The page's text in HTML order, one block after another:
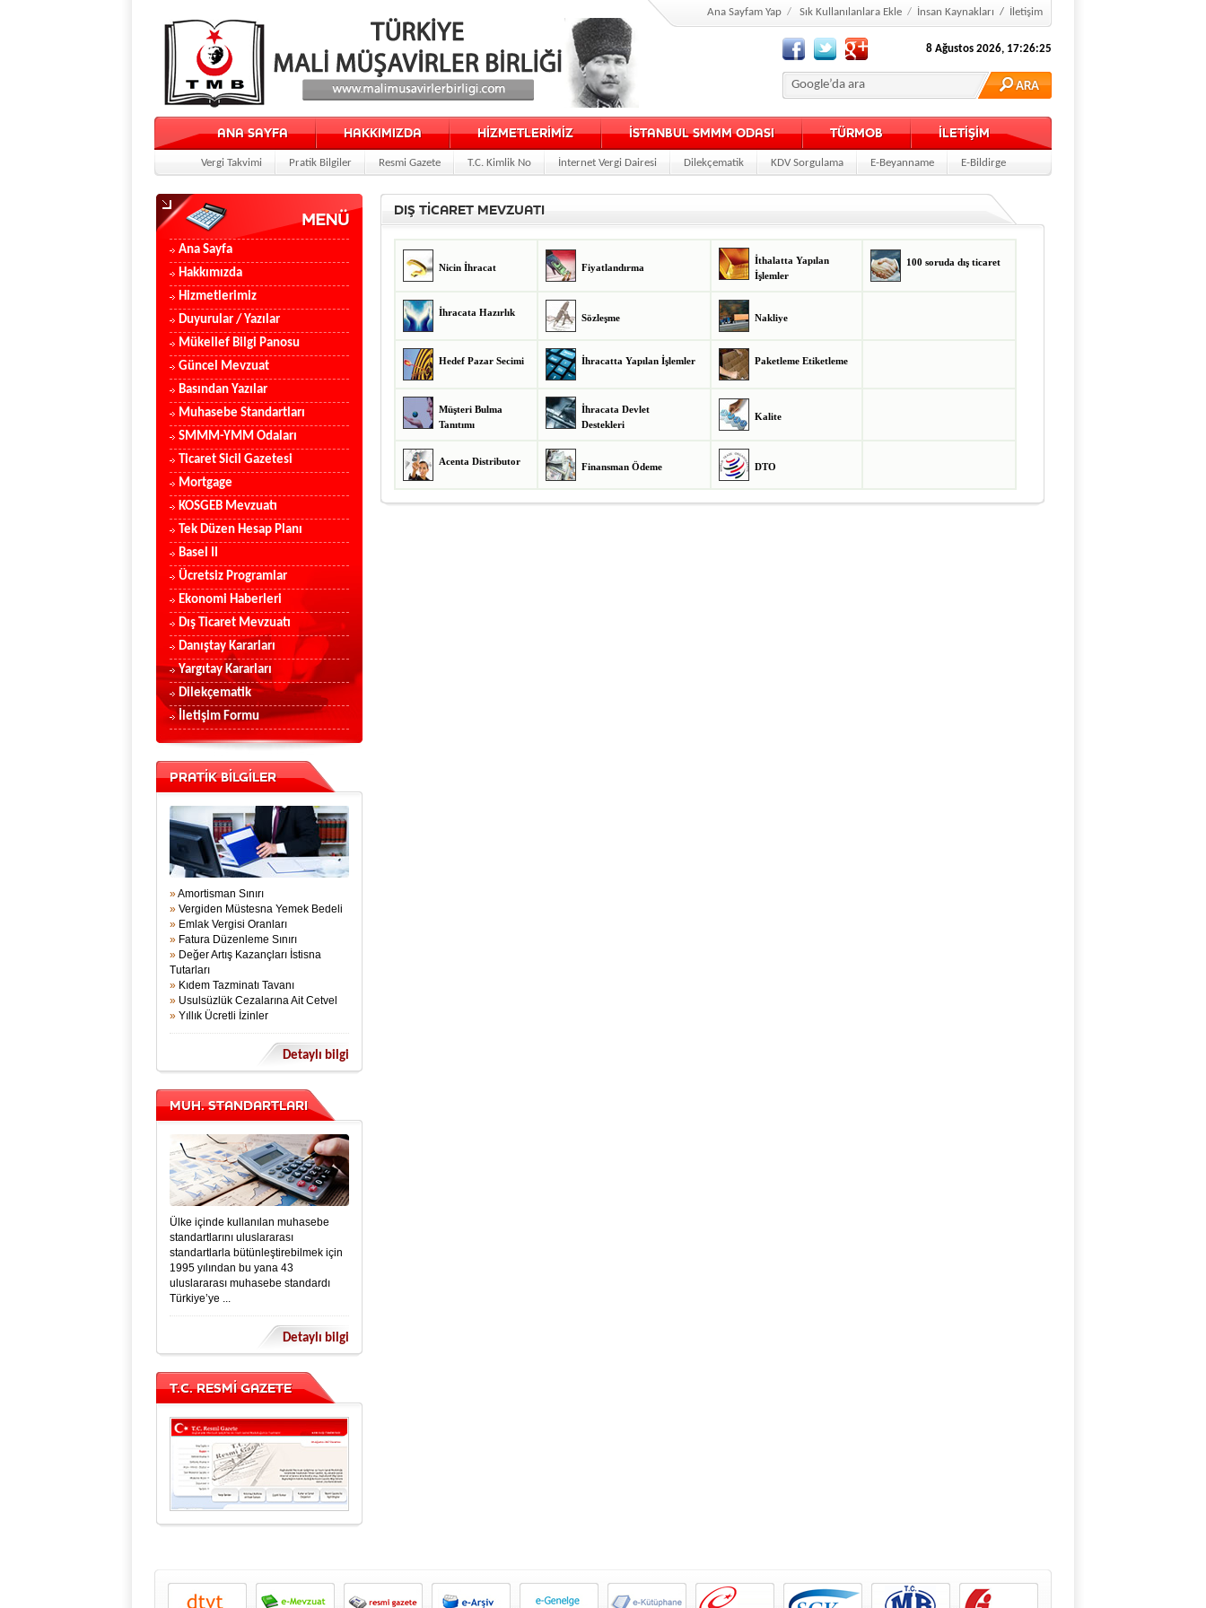
Ana Sayfam Yap / Sık Kullanılanlara Ekle / İnsan Kaynakları / İletişim
8 Ağustos 2026, 17:26:25
ANA SAYFA HAKKIMIZDA HİZMETLERİMİZ İSTANBUL SMMM ODASI TÜRMOB İLETİŞİM
Vergi Takvimi Pratik Bilgiler Resmi Gazete T.C. Kimlik No İnternet Vergi Dairesi Dilekçematik KDV Sorgulama E-Beyanname E-Bildirge
Ana Sayfa
Hakkımızda
Hizmetlerimiz
Duyurular / Yazılar
Mükellef Bilgi Panosu
Güncel Mevzuat
Basından Yazılar
Muhasebe Standartları
SMMM-YMM Odaları
Ticaret Sicil Gazetesi
Mortgage
KOSGEB Mevzuatı
Tek Düzen Hesap Planı
Basel II
Ücretsiz Programlar
Ekonomi Haberleri
Dış Ticaret Mevzuatı
Danıştay Kararları
Yargıtay Kararları
Dilekçematik
İletişim Formu
PRATİK BİLGİLER
»Amortisman Sınırı
»Vergiden Müstesna Yemek Bedeli
»Emlak Vergisi Oranları
»Fatura Düzenleme Sınırı
»Değer Artış Kazançları İstisna
Tutarları
»Kıdem Tazminatı Tavanı
»Usulsüzlük Cezalarına Ait Cetvel
»Yıllık Ücretli İzinler
Detaylı bilgi
MUH. STANDARTLARI
Ülke içinde kullanılan muhasebe
standartlarını uluslararası
standartlarla bütünleştirebilmek için
1995 yılından bu yana 43
uluslararası muhasebe standardı
Türkiye’ye ...
Detaylı bilgi
T.C. RESMİ GAZETE
DIŞ TİCARET MEVZUATI
Nicin İhracat Fiyatlandırma
İthalatta Yapılan
İşlemler
100 soruda dış ticaret
İhracata Hazırlık Sözleşme Nakliye
Hedef Pazar Secimi İhracatta Yapılan İşlemler Paketleme Etiketleme
Müşteri Bulma
Tanıtımı
İhracata Devlet
Destekleri
Kalite
Acenta Distributor Finansman Ödeme DTO